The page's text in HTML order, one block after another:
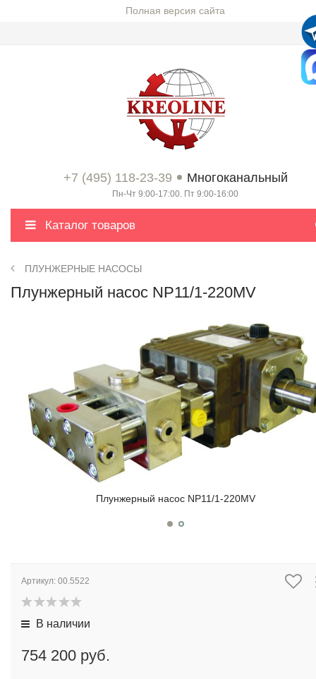
Полная версия сайта
+7 (495) 118-23-39 Многоканальный
Пн-Чт 9:00-17:00. Пт 9:00-16:00
Каталог товаров
ПЛУНЖЕРНЫЕ НАСОСЫ
Плунжерный насос NP11/1-220MV
Плунжерный насос NP11/1-220MV
Артикул: 00.5522
В наличии
754 200 руб.